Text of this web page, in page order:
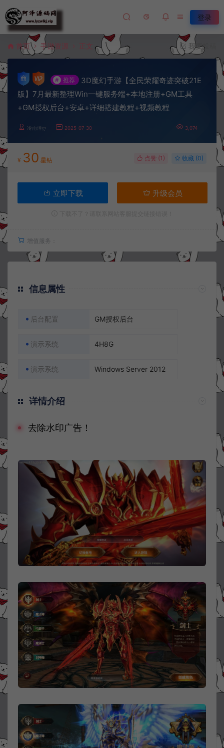
登录
首页 手游资源 正文 我要投稿
# 推荐
3D魔幻手游【全民荣耀奇迹突破21E
版】7月最新整理Win一键服务端+本地注册+GM工具
+GM授权后台+安卓+详细搭建教程+视频教程
冷雨泽ღ 2025-07-30 3,074
¥ 30 星钻 点赞 (1 ) 收藏 (0)
立即下载 升级会员
增值服务：
信息属性
后台配置 GM授权后台
演示系统 4H8G
演示系统 Windows Server 2012
详情介绍
去除水印广告！